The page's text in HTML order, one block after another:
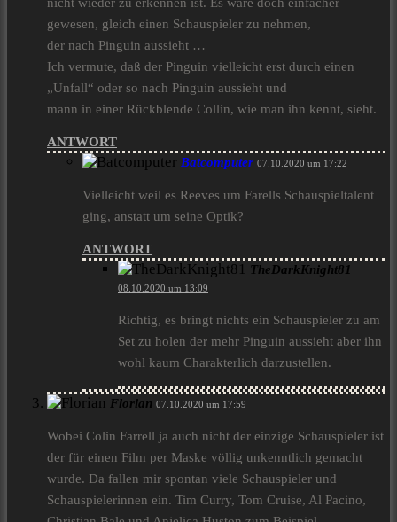
nicht wieder zu erkennen ist. Es wäre doch einfacher
gewesen, gleich einen Schauspieler zu nehmen,
der nach Pinguin aussieht …
Ich vermute, daß der Pinguin vielleicht erst durch einen
„Unfall“ oder so nach Pinguin aussieht und
mann in einer Rückblende Collin, wie man ihn kennt, sieht.
ANTWORT
Batcomputer 07.10.2020 um 17:22
Vielleicht weil es Reeves um Farells Schauspieltalent
ging, anstatt um seine Optik?
ANTWORT
TheDarkKnight81
08.10.2020 um 13:09
Richtig, es bringt nichts ein Schauspieler zu am
Set zu holen der mehr Pinguin aussieht aber ihn
wohl kaum Charakterlich darzustellen.
Florian 07.10.2020 um 17:59
Wobei Colin Farrell ja auch nicht der einzige Schauspieler ist
der für einen Film per Maske völlig unkenntlich gemacht
wurde. Da fallen mir spontan viele Schauspieler und
Schauspielerinnen ein. Tim Curry, Tom Cruise, Al Pacino,